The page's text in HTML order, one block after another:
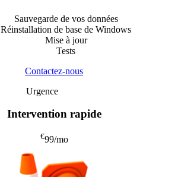
Sauvegarde de vos données
Réinstallation de base de Windows
Mise à jour
Tests
Contactez-nous
Urgence
Intervention rapide
€99/mo